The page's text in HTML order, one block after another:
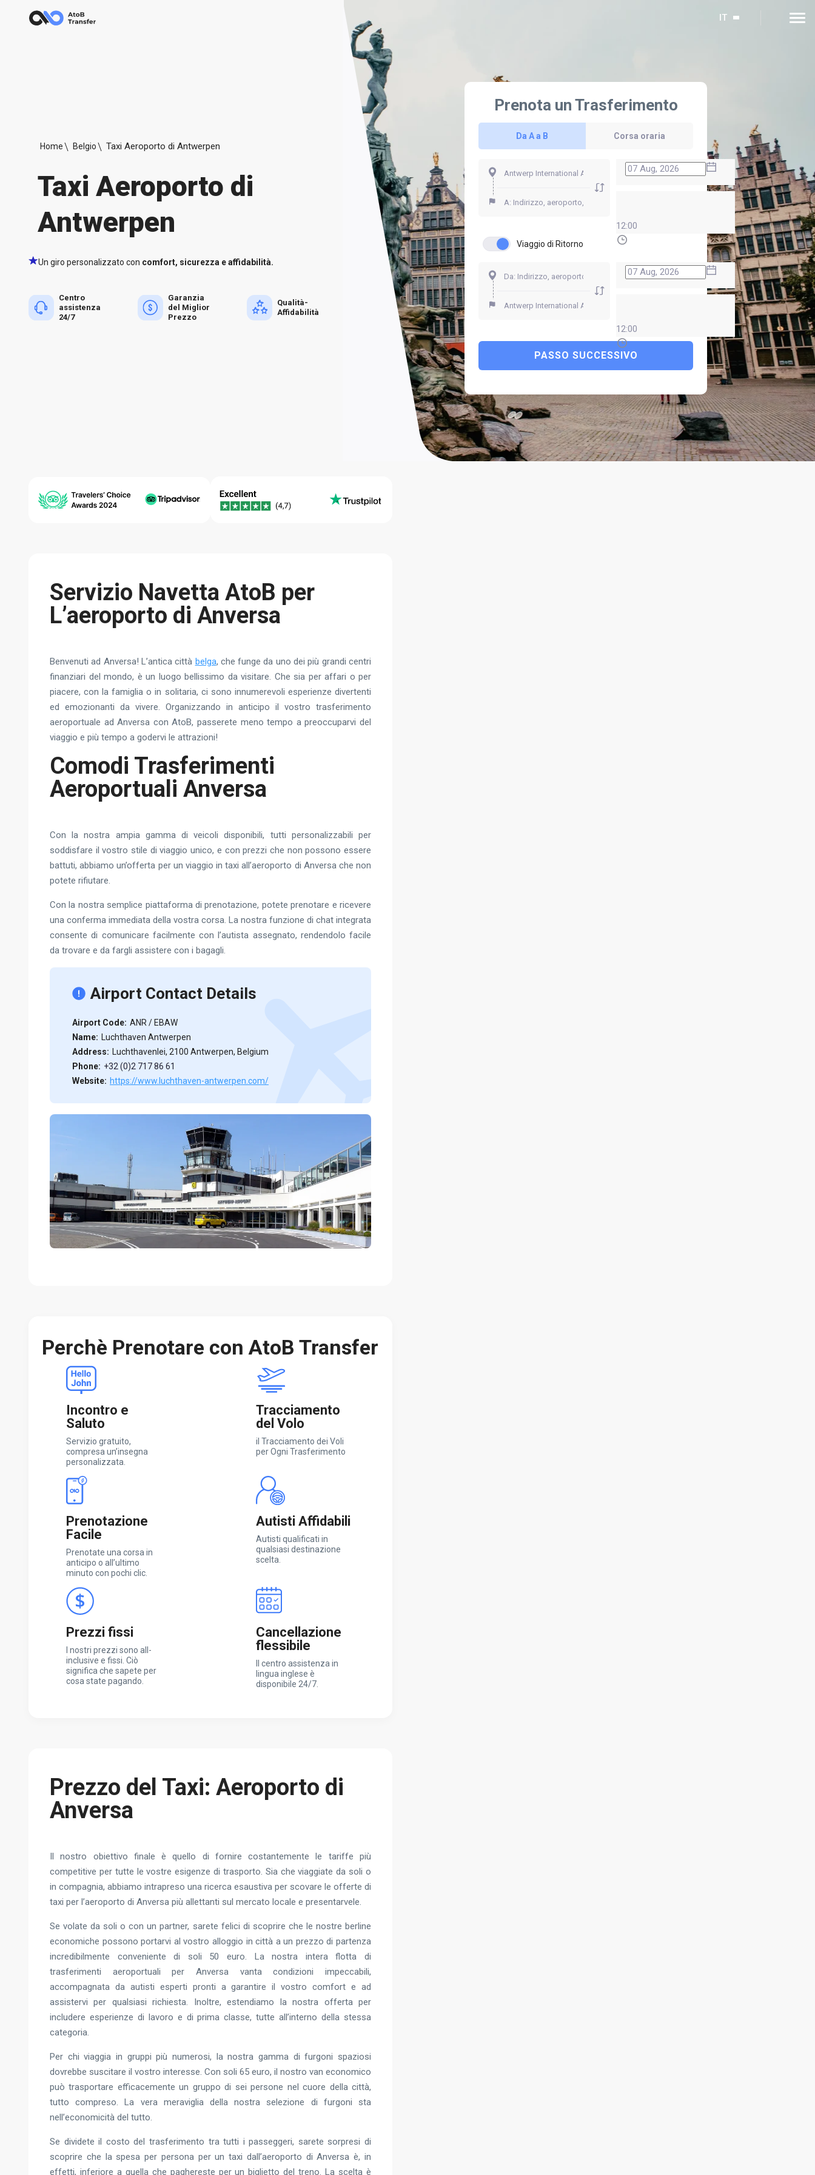
IT
Home Belgio Taxi Aeroporto di Antwerpen
Taxi Aeroporto di
Antwerpen
Un giro personalizzato con comfort, sicurezza e affidabilità.
Centro
assistenza
24/7
Garanzia
del Miglior
Prezzo
Qualità-
Affidabilità
Prenota un Trasferimento
Da A a B Corsa oraria
12:00
Viaggio di Ritorno
12:00
PASSO SUCCESSIVO
Servizio Navetta AtoB per
L’aeroporto di Anversa
Benvenuti ad Anversa! L’antica città belga, che funge da uno dei più grandi centri
finanziari del mondo, è un luogo bellissimo da visitare. Che sia per affari o per
piacere, con la famiglia o in solitaria, ci sono innumerevoli esperienze divertenti
ed emozionanti da vivere. Organizzando in anticipo il vostro trasferimento
aeroportuale ad Anversa con AtoB, passerete meno tempo a preoccuparvi del
viaggio e più tempo a godervi le attrazioni!
Comodi Trasferimenti
Aeroportuali Anversa
Con la nostra ampia gamma di veicoli disponibili, tutti personalizzabili per
soddisfare il vostro stile di viaggio unico, e con prezzi che non possono essere
battuti, abbiamo un’offerta per un viaggio in taxi all’aeroporto di Anversa che non
potete rifiutare.
Con la nostra semplice piattaforma di prenotazione, potete prenotare e ricevere
una conferma immediata della vostra corsa. La nostra funzione di chat integrata
consente di comunicare facilmente con l’autista assegnato, rendendolo facile
da trovare e da fargli assistere con i bagagli.
Airport Contact Details
Airport Code: ANR / EBAW
Name: Luchthaven Antwerpen
Address: Luchthavenlei, 2100 Antwerpen, Belgium
Phone: +32 (0)2 717 86 61
Website: https://www.luchthaven-antwerpen.com/
Perchè Prenotare con AtoB Transfer
Incontro e
Saluto
Servizio gratuito,
compresa un’insegna
personalizzata.
Tracciamento
del Volo
il Tracciamento dei Voli
per Ogni Trasferimento
Prenotazione
Facile
Prenotate una corsa in
anticipo o all’ultimo
minuto con pochi clic.
Autisti Affidabili
Autisti qualificati in
qualsiasi destinazione
scelta.
Prezzi fissi
I nostri prezzi sono all-
inclusive e fissi. Ciò
significa che sapete per
cosa state pagando.
Cancellazione
flessibile
Il centro assistenza in
lingua inglese è
disponibile 24/7.
Prezzo del Taxi: Aeroporto di
Anversa
Il nostro obiettivo finale è quello di fornire costantemente le tariffe più
competitive per tutte le vostre esigenze di trasporto. Sia che viaggiate da soli o
in compagnia, abbiamo intrapreso una ricerca esaustiva per scovare le offerte di
taxi per l’aeroporto di Anversa più allettanti sul mercato locale e presentarvele.
Se volate da soli o con un partner, sarete felici di scoprire che le nostre berline
economiche possono portarvi al vostro alloggio in città a un prezzo di partenza
incredibilmente conveniente di soli 50 euro. La nostra intera flotta di
trasferimenti aeroportuali per Anversa vanta condizioni impeccabili,
accompagnata da autisti esperti pronti a garantire il vostro comfort e ad
assistervi per qualsiasi richiesta. Inoltre, estendiamo la nostra offerta per
includere esperienze di lavoro e di prima classe, tutte all’interno della stessa
categoria.
Per chi viaggia in gruppi più numerosi, la nostra gamma di furgoni spaziosi
dovrebbe suscitare il vostro interesse. Con soli 65 euro, il nostro van economico
può trasportare efficacemente un gruppo di sei persone nel cuore della città,
tutto compreso. La vera meraviglia della nostra selezione di furgoni sta
nell’economicità del tutto.
Se dividete il costo del trasferimento tra tutti i passeggeri, sarete sorpresi di
scoprire che la spesa per persona per un taxi dall’aeroporto di Anversa è, in
effetti, inferiore a quella che paghereste per un biglietto del treno. La scelta è